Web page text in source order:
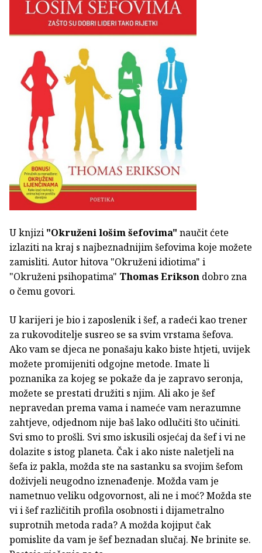
U knjizi "Okruženi lošim šefovima" naučit ćete
izlaziti na kraj s najbeznadnijim šefovima koje možete
zamisliti. Autor hitova "Okruženi idiotima" i
"Okruženi psihopatima" Thomas Erikson dobro zna
o čemu govori.
U karijeri je bio i zaposlenik i šef, a radeći kao trener
za rukovoditelje susreo se sa svim vrstama šefova.
Ako vam se djeca ne ponašaju kako biste htjeti, uvijek
možete promijeniti odgojne metode. Imate li
poznanika za kojeg se pokaže da je zapravo seronja,
možete se prestati družiti s njim. Ali ako je šef
nepravedan prema vama i nameće vam nerazumne
zahtjeve, odjednom nije baš lako odlučiti što učiniti.
Svi smo to prošli. Svi smo iskusili osjećaj da šef i vi ne
dolazite s istog planeta. Čak i ako niste naletjeli na
šefa iz pakla, možda ste na sastanku sa svojim šefom
doživjeli neugodno iznenađenje. Možda vam je
nametnuo veliku odgovornost, ali ne i moć? Možda ste
vi i šef različitih profila osobnosti i dijametralno
suprotnih metoda rada? A možda kojiput čak
pomislite da vam je šef beznadan slučaj. Ne brinite se.